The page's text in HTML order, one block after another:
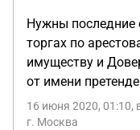
Нужны последние
торгах по
имуществу и
от имени
16 июня 2020, 01:10,
г. Москва